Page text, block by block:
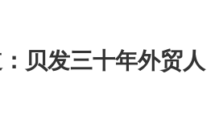
品牌矩阵 媒体报道
贝发三十年外贸人